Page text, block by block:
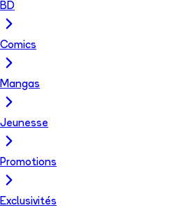
BD
Comics
Mangas
Jeunesse
Promotions
Exclusivités